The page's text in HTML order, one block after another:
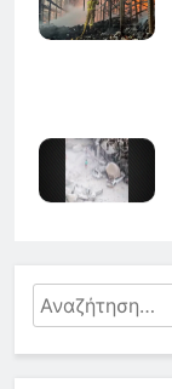
Αναζήτηση
για:
5